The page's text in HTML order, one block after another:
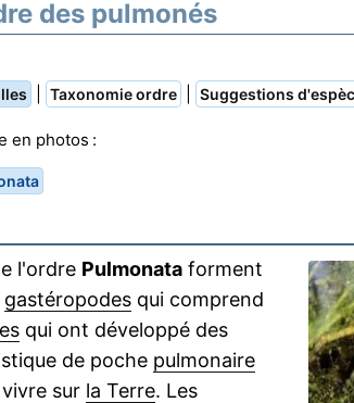
des pulmonés
Taxonomie ordre Suggestions
en photos :
l'ordre Pulmonata forment
gastéropodes qui comprend
qui ont développé des
de poche pulmonaire
sur la Terre. Les